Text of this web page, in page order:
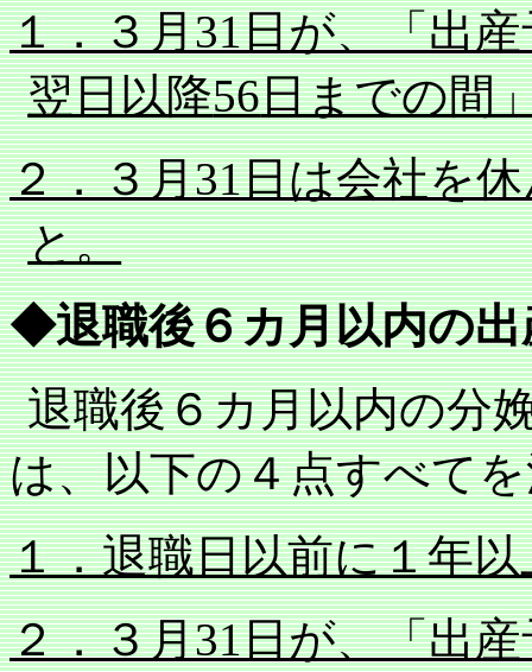
１．３月31日が、「出
翌日以降56日までの間
２．３月31日は会社を
と。
◆退職後６カ月以内の
退職後６カ月以内の分
は、以下の４点すべて
１．退職日以前に１年
２．３月31日が、「出